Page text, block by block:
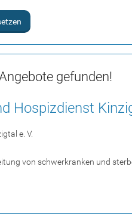
gefunden!
Hospizdienst
e. V.
von schwerkranken und